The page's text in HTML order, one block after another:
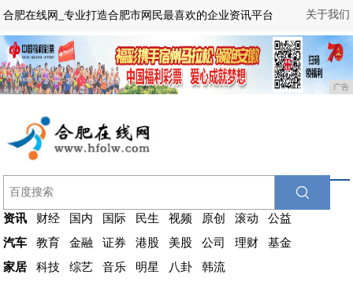
关于我们
合肥在线网_专业打造合肥市网民最喜欢的企业资讯平台
广告
资讯 财经 国内 国际 民生 视频 原创 滚动
公益
汽车
教育 金融 证券 港股 美股 公司 理财
基金
家居
科技 综艺 音乐 明星 八卦
韩流